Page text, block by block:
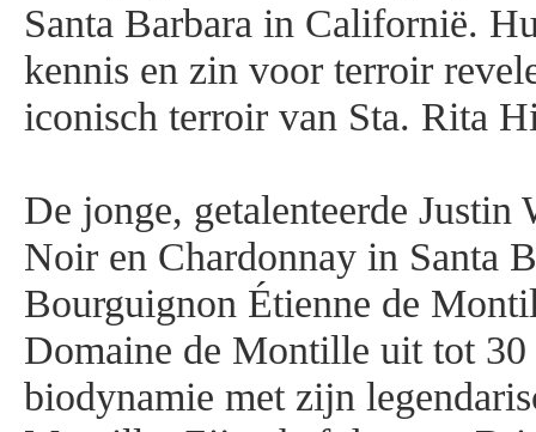
Santa Barbara in Californië.
kennis en zin voor terroir
iconisch terroir van Sta. Rita
De jonge, getalenteerde
Noir en Chardonnay in Santa
Bourguignon Étienne de
Domaine de Montille uit tot 30
biodynamie met zijn